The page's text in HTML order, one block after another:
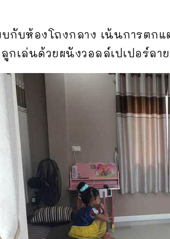
บกับห้องโถงกลาง เน้นการต
ลูกเล่นด้วยผนังวอลล์เปเปอร์ล